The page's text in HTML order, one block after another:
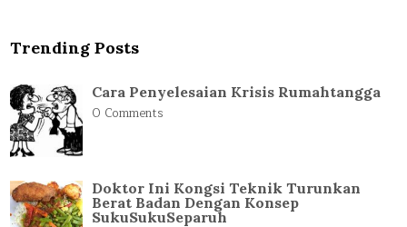
Trending Posts
Cara Penyelesaian Krisis Rumahtangga
0 Comments
Doktor Ini Kongsi Teknik Turunkan
Berat Badan Dengan Konsep
SukuSukuSeparuh